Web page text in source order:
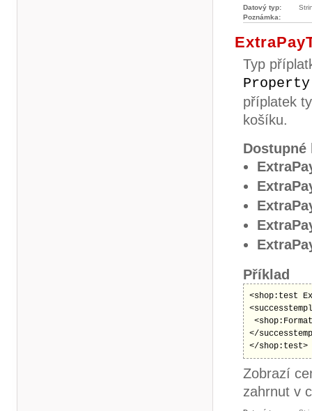
Datový typ:
Poznámka:
Typ
Property
příplatek
košíku.
Dostupné
Příklad
<shop:test
</
</shop:test>
Zobrazí
zahrnut v